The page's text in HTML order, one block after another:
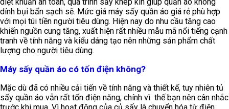
dính bụi bẩn sạch sẽ. Mức giá máy sấy quần áo giá rẻ phù hợp
với mọi túi tiền người tiêu dùng. Hiện nay do nhu cầu tăng cao
khiến nguồn cung tăng, xuất hiện rất nhiều mẫu mã nổi tiếng cạnh
tranh về tính năng và kiểu dáng tạo nên những sản phẩm chất
lượng cho người tiêu dùng.
Máy sấy quần áo có tốn điện không?
Mặc dù đã có nhiều cải tiến về tính năng và thiết kế, tuy nhiên tủ
sấy quần áo vẫn rất tốn điện năng, chính vì thế bạn nên cân nhắc